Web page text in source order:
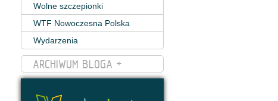
Wolne szczepionki
WTF Nowoczesna Polska
Wydarzenia
ARCHIWUM BLOGA +